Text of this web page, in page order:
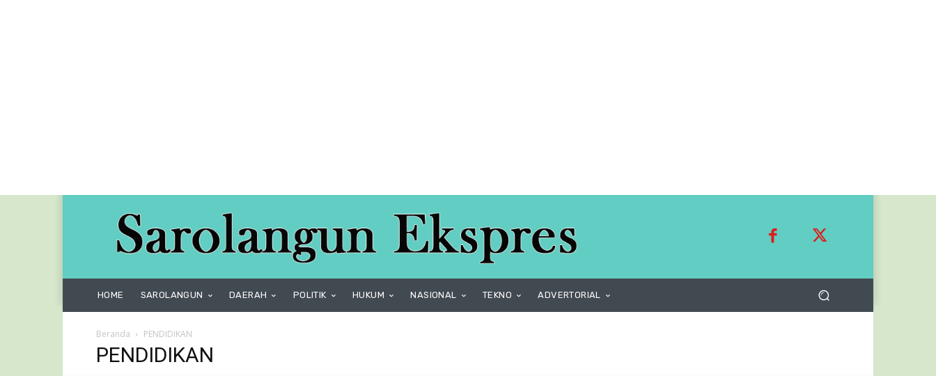
HOME SAROLANGUN DAERAH POLITIK HUKUM NASIONAL TEKNO ADVERTORIAL
Beranda PENDIDIKAN
PENDIDIKAN